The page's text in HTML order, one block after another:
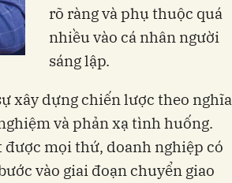
rõ ràng và phụ thuộc quá
nhiều vào cá nhân người
sáng lập.
xây dựng chiến lược theo nghĩa
và phản xạ tình huống.
mọi thứ, doanh nghiệp có
vào giai đoạn chuyển giao